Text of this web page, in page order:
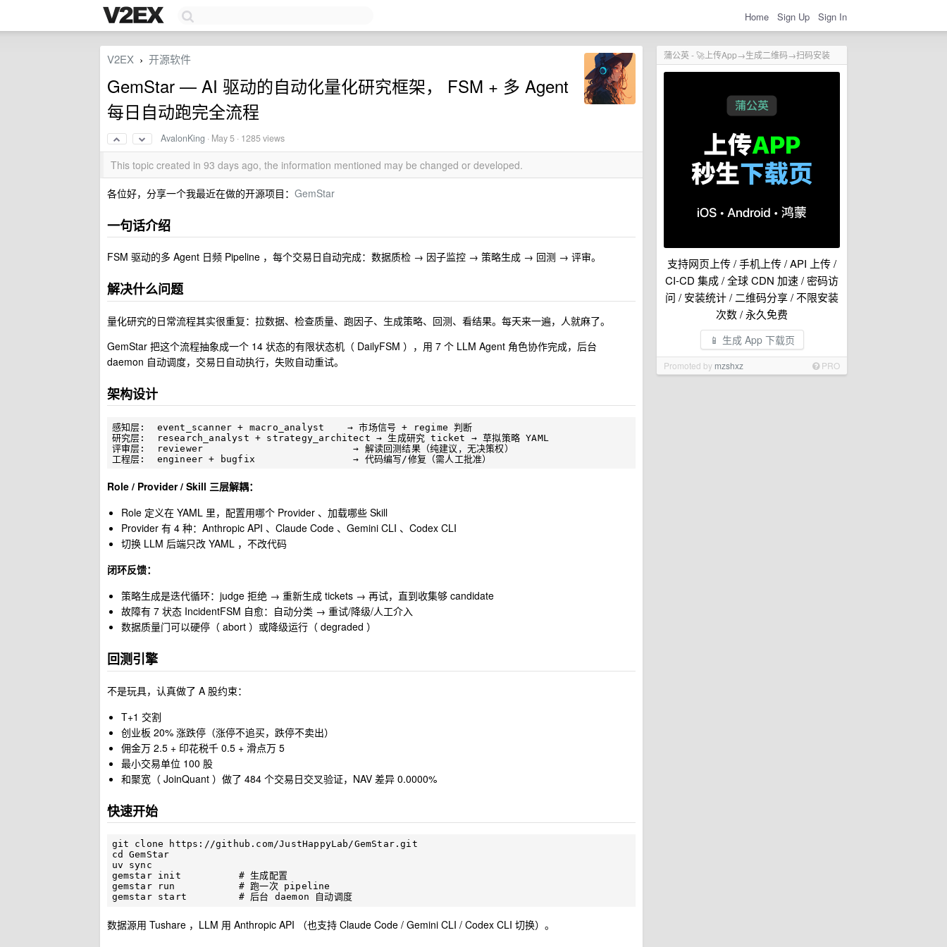
Home Sign Up Sign In
蒲公英 - 🚀上传App→生成二维码→扫码安装
支持网页上传 / 手机上传 / API 上传 /
CI-CD 集成 / 全球 CDN 加速 / 密码访
问 / 安装统计 / 二维码分享 / 不限安装
次数 / 永久免费
📱 生成 App 下载页
Promoted by mzshxz PRO
V2EX › 开源软件
GemStar — AI 驱动的自动化量化研究框架， FSM + 多 Agent
每日自动跑完全流程
AvalonKing · May 5 · 1285 views
This topic created in 93 days ago, the information mentioned may be changed or developed.
各位好，分享一个我最近在做的开源项目： GemStar
一句话介绍
FSM 驱动的多 Agent 日频 Pipeline ，每个交易日自动完成：数据质检 → 因子监控 → 策略生成 → 回测 → 评审。
解决什么问题
量化研究的日常流程其实很重复：拉数据、检查质量、跑因子、生成策略、回测、看结果。每天来一遍，人就麻了。
GemStar 把这个流程抽象成一个 14 状态的有限状态机（ DailyFSM ），用 7 个 LLM Agent 角色协作完成，后台
daemon 自动调度，交易日自动执行，失败自动重试。
架构设计
感知层:  event_scanner + macro_analyst    → 市场信号 + regime 判断
研究层:  research_analyst + strategy_architect → 生成研究 ticket → 草拟策略 YAML
评审层:  reviewer                          → 解读回测结果（纯建议，无决策权）
Role / Provider / Skill 三层解耦：
Role 定义在 YAML 里，配置用哪个 Provider 、加载哪些 Skill
Provider 有 4 种：Anthropic API 、Claude Code 、Gemini CLI 、Codex CLI
切换 LLM 后端只改 YAML ，不改代码
闭环反馈：
策略生成是迭代循环：judge 拒绝 → 重新生成 tickets → 再试，直到收集够 candidate
故障有 7 状态 IncidentFSM 自愈：自动分类 → 重试/降级/人工介入
数据质量门可以硬停（ abort ）或降级运行（ degraded ）
回测引擎
不是玩具，认真做了 A 股约束：
T+1 交割
创业板 20% 涨跌停（涨停不追买，跌停不卖出）
佣金万 2.5 + 印花税千 0.5 + 滑点万 5
最小交易单位 100 股
和聚宽（ JoinQuant ）做了 484 个交易日交叉验证，NAV 差异 0.0000%
快速开始
git clone https://github.com/JustHappyLab/GemStar.git
cd GemStar
uv sync
gemstar init          # 生成配置
gemstar run           # 跑一次 pipeline
gemstar start         # 后台 daemon 自动调度
数据源用 Tushare ，LLM 用 Anthropic API （也支持 Claude Code / Gemini CLI / Codex CLI 切换）。